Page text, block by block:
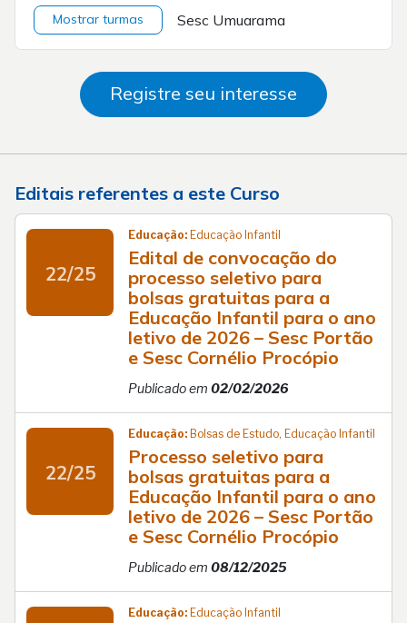
Mostrar turmas Sesc Umuarama
Registre seu interesse
Editais referentes a este Curso
22/25
Educação: Educação Infantil
Edital de convocação do
processo seletivo para
bolsas gratuitas para a
Educação Infantil para o ano
letivo de 2026 – Sesc Portão
e Sesc Cornélio Procópio
Publicado em 02/02/2026
22/25
Educação: Bolsas de Estudo, Educação Infantil
Processo seletivo para
bolsas gratuitas para a
Educação Infantil para o ano
letivo de 2026 – Sesc Portão
e Sesc Cornélio Procópio
Publicado em 08/12/2025
Educação: Educação Infantil